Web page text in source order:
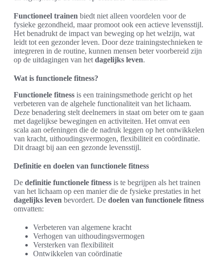
Functioneel trainen biedt niet alleen voordelen voor de
fysieke gezondheid, maar promoot ook een actieve levensstijl.
Het benadrukt de impact van beweging op het welzijn, wat
leidt tot een gezonder leven. Door deze trainingstechnieken te
integreren in de routine, kunnen mensen beter voorbereid zijn
op de uitdagingen van het dagelijks leven.
Wat is functionele fitness?
Functionele fitness is een trainingsmethode gericht op het
verbeteren van de algehele functionaliteit van het lichaam.
Deze benadering stelt deelnemers in staat om beter om te gaan
met dagelijkse bewegingen en activiteiten. Het omvat een
scala aan oefeningen die de nadruk leggen op het ontwikkelen
van kracht, uithoudingsvermogen, flexibiliteit en coördinatie.
Dit draagt bij aan een gezonde levensstijl.
Definitie en doelen van functionele fitness
De definitie functionele fitness is te begrijpen als het trainen
van het lichaam op een manier die de fysieke prestaties in het
dagelijks leven bevordert. De doelen van functionele fitness
omvatten:
Verbeteren van algemene kracht
Verhogen van uithoudingsvermogen
Versterken van flexibiliteit
Ontwikkelen van coördinatie